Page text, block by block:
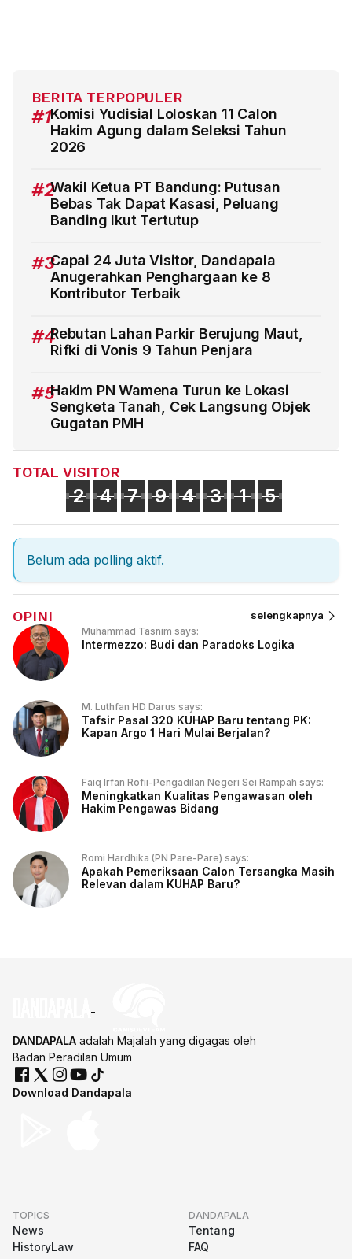
BERITA TERPOPULER
#1Komisi Yudisial Loloskan 11 Calon
Hakim Agung dalam Seleksi Tahun
2026
#2Wakil Ketua PT Bandung: Putusan
Bebas Tak Dapat Kasasi, Peluang
Banding Ikut Tertutup
#3Capai 24 Juta Visitor, Dandapala
Anugerahkan Penghargaan ke 8
Kontributor Terbaik
#4Rebutan Lahan Parkir Berujung Maut,
Rifki di Vonis 9 Tahun Penjara
#5Hakim PN Wamena Turun ke Lokasi
Sengketa Tanah, Cek Langsung Objek
Gugatan PMH
TOTAL VISITOR
2 4 7 9 4 3 1 5
Belum ada polling aktif.
OPINI selengkapnya
Muhammad Tasnim says:
Intermezzo: Budi dan Paradoks Logika
M. Luthfan HD Darus says:
Tafsir Pasal 320 KUHAP Baru tentang PK:
Kapan Argo 1 Hari Mulai Berjalan?
Faiq Irfan Rofii-Pengadilan Negeri Sei Rampah says:
Meningkatkan Kualitas Pengawasan oleh
Hakim Pengawas Bidang
Romi Hardhika (PN Pare-Pare) says:
Apakah Pemeriksaan Calon Tersangka Masih
Relevan dalam KUHAP Baru?
DANDAPALA adalah Majalah yang digagas oleh
Badan Peradilan Umum
Download Dandapala
TOPICS
News
HistoryLaw
DANDAPALA
Tentang
FAQ